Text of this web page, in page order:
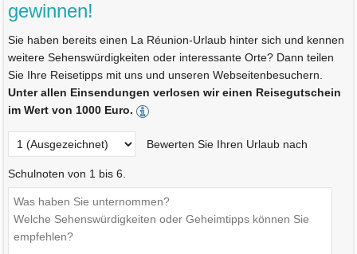
gewinnen!
Sie haben bereits einen La Réunion-Urlaub hinter sich und kennen
weitere Sehenswürdigkeiten oder interessante Orte? Dann teilen
Sie Ihre Reisetipps mit uns und unseren Webseitenbesuchern.
Unter allen Einsendungen verlosen wir einen Reisegutschein
im Wert von 1000 Euro.
Bewerten Sie Ihren Urlaub nach
Schulnoten von 1 bis 6.